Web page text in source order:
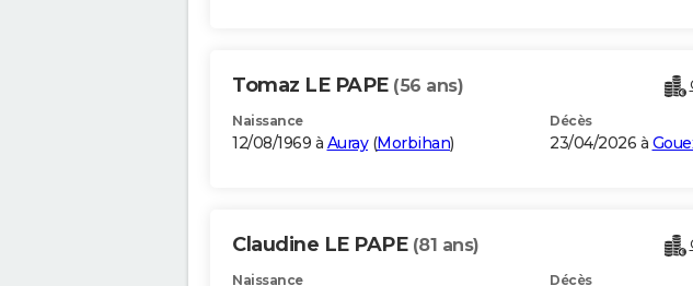
Tomaz LE PAPE (56 ans)
Naissance
12/08/1969 à Auray(Morbihan)
Décès
23/04/2026 à
Claudine LE PAPE (81 ans)
Naissance Décès